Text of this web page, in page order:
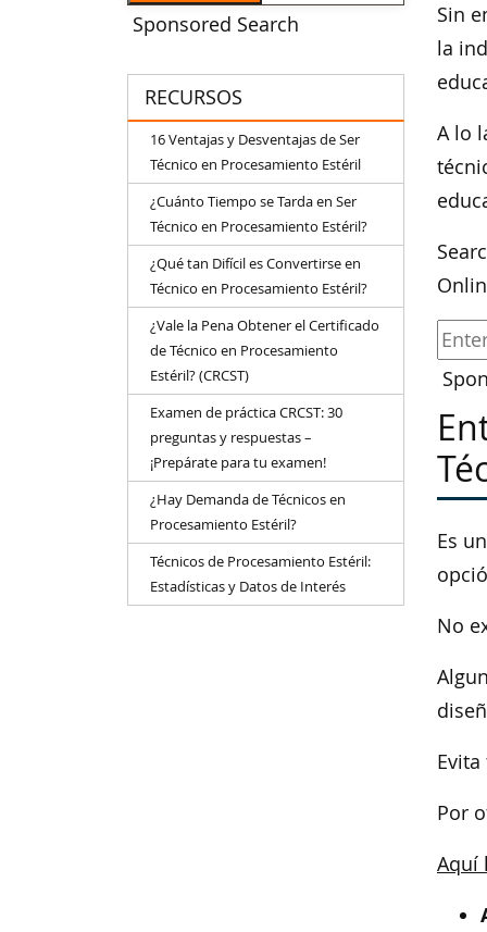
Sponsored Search
RECURSOS
16 Ventajas y Desventajas de Ser
Técnico en Procesamiento Estéril
¿Cuánto Tiempo se Tarda en Ser
Técnico en Procesamiento Estéril?
¿Qué tan Difícil es Convertirse en
Técnico en Procesamiento Estéril?
¿Vale la Pena Obtener el Certificado
de Técnico en Procesamiento
Estéril? (CRCST)
Examen de práctica CRCST: 30
preguntas y respuestas –
¡Prepárate para tu examen!
¿Hay Demanda de Técnicos en
Procesamiento Estéril?
Técnicos de Procesamiento Estéril:
Estadísticas y Datos de Interés
Sin
la
A lo
Es
No
Por
Aquí